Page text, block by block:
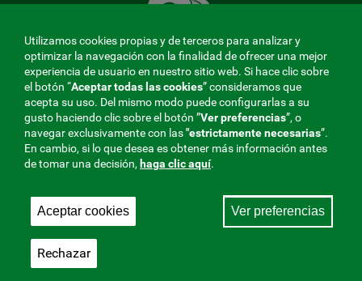
ti
MENÚ
REDES
SOCIALES
V20
Aviso legal|Privacidad
Mutua Colaboradora con la Seguridad Social, 275.
Utilizamos cookies propias y de terceros para analizar y
optimizar la navegación con la finalidad de ofrecer una mejor
experiencia de usuario en nuestro sitio web. Si hace clic sobre
el botón “Aceptar todas las cookies” consideramos que
acepta su uso. Del mismo modo puede configurarlas a su
gusto haciendo clic sobre el botón ”Ver preferencias”, o
navegar exclusivamente con las"estrictamentenecesarias”.
En cambio, si lo que desea es obtener más información antes
de tomar una decisión, haga clic aquí.
Aceptar cookies Ver preferencias
Rechazar